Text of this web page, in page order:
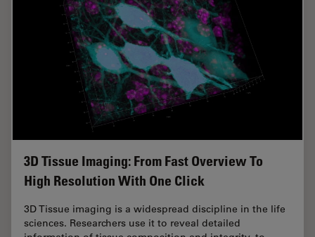
3D Tissue Imaging: From Fast Overview To
High Resolution With One Click
3D Tissue imaging is a widespread discipline in the life
sciences. Researchers use it to reveal detailed